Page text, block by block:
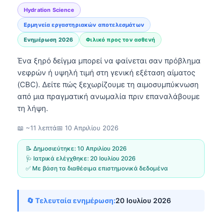
Hydration Science
Ερμηνεία εργαστηριακών αποτελεσμάτων
Ενημέρωση 2026 Φιλικό προς τον ασθενή
Ένα ξηρό δείγμα μπορεί να φαίνεται σαν πρόβλημα
νεφρών ή υψηλή τιμή στη γενική εξέταση αίματος
(CBC). Δείτε πώς ξεχωρίζουμε τη αιμοσυμπύκνωση
από μια πραγματική ανωμαλία πριν επαναλάβουμε
τη λήψη.
📖 ~11 λεπτά📅 10 Απριλίου 2026
📝 Δημοσιεύτηκε: 10 Απριλίου 2026
🩺 Ιατρικά ελέγχθηκε: 20 Ιουλίου 2026
✅ Με βάση τα διαθέσιμα επιστημονικά δεδομένα
🔄 Τελευταία ενημέρωση:20 Ιουλίου 2026